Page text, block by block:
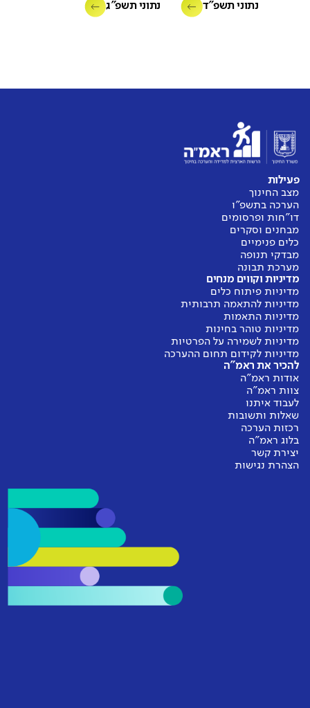
נתוני תשפ"ד נתוני תשפ"ג
פעילות
מצב החינוך
הערכה בתשפ"ו
דו"חות ופרסומים
מבחנים וסקרים
כלים פנימיים
מבדקי תנופה
מערכת תבונה
מדיניות וקווים מנחים
מדיניות פיתוח כלים
מדיניות להתאמה תרבותית
מדיניות התאמות
מדיניות טוהר בחינות
מדיניות לשמירה על הפרטיות
מדיניות לקידום תחום ההערכה
להכיר את ראמ"ה
אודות ראמ"ה
צוות ראמ"ה
לעבוד איתנו
שאלות ותשובות
רכזות הערכה
בלוג ראמ"ה
יצירת קשר
הצהרת נגישות